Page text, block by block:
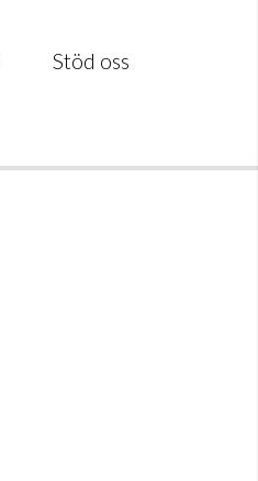
Stöd oss